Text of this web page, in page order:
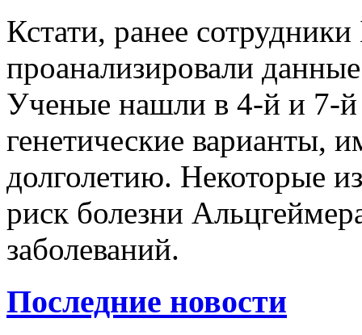
Кстати, ранее
проанализировали
Ученые нашли в 4-й и 7-й
генетические варианты,
долголетию. Некоторые
риск болезни
заболеваний.
Последние новости